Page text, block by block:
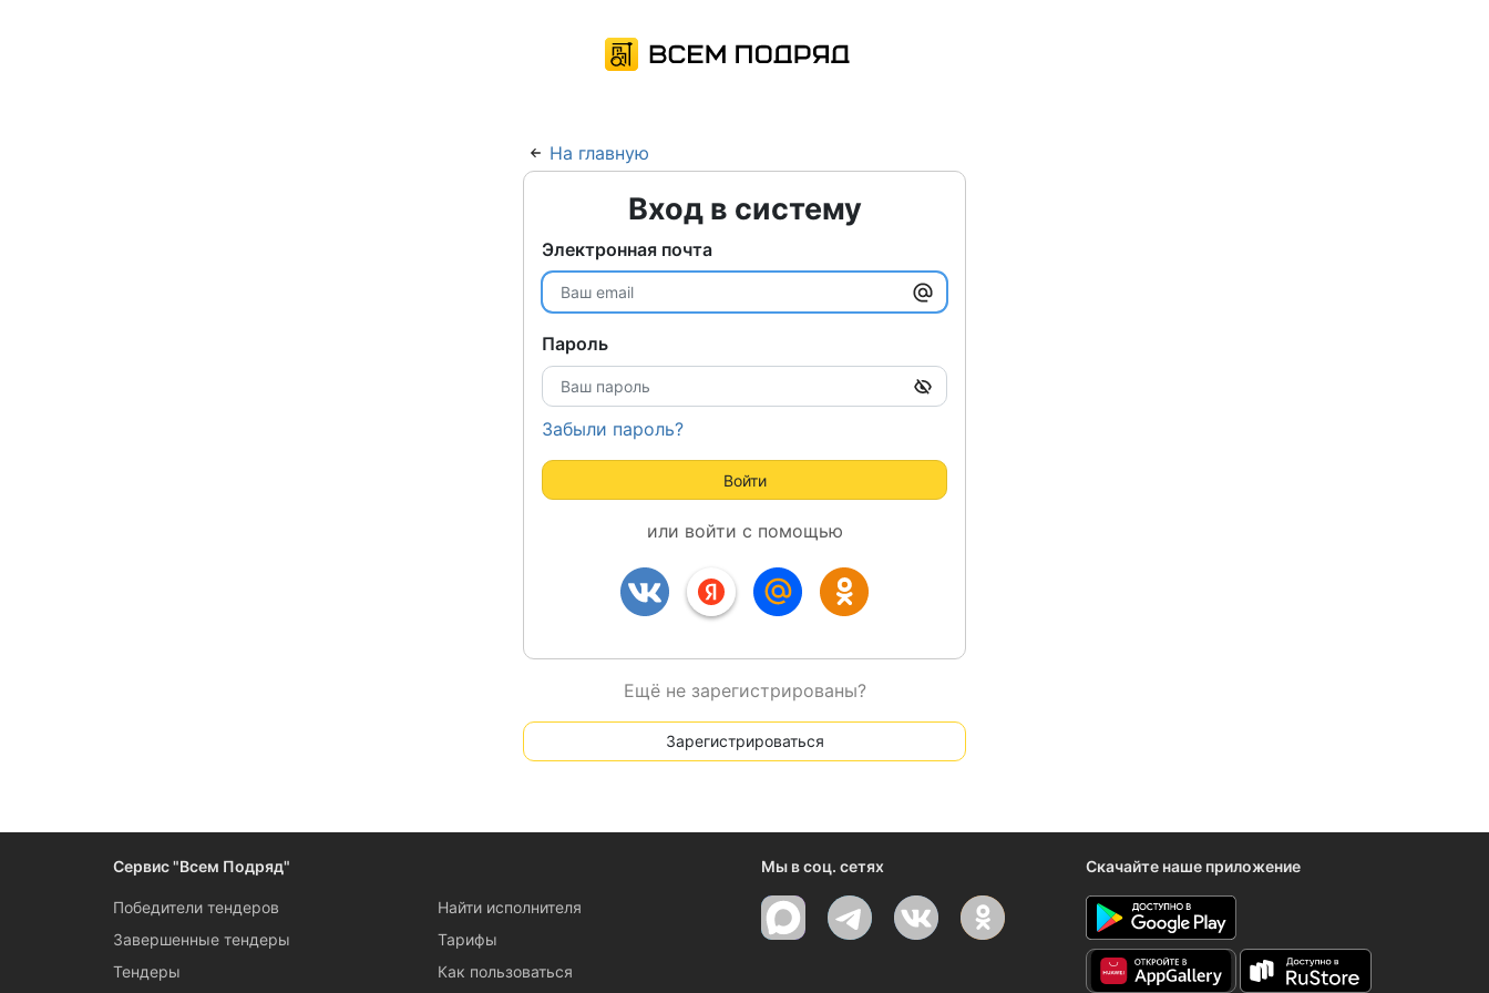
На главную
Вход в систему
Электронная почта
Пароль
Забыли пароль?
Войти
или войти с помощью
Ещё не зарегистрированы?
Зарегистрироваться
Сервис "Всем Подряд"
Победители тендеров
Завершенные тендеры
Тендеры
Найти исполнителя
Тарифы
Как пользоваться
Мы в соц. сетях Скачайте наше приложение